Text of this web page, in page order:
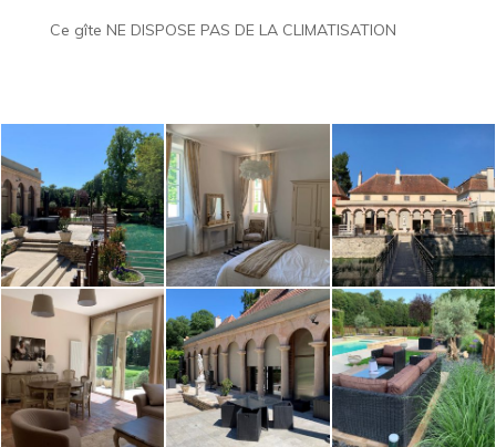
Ce gîte NE DISPOSE PAS DE LA CLIMATISATION